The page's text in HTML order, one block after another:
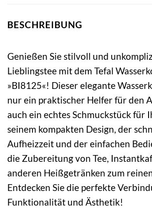
BESCHREIBUNG
Genießen Sie stilvoll und
Lieblingstee mit dem Tefal
»BI8125«! Dieser elegante
nur ein praktischer Helfer für den
auch ein echtes Schmuckstück für
seinem kompakten Design, der
Aufheizzeit und der einfachen
die Zubereitung von Tee,
anderen Heißgetränken zum
Entdecken Sie die perfekte
Funktionalität und Ästhetik!